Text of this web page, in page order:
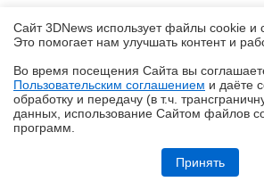
Обзор ультрабука ASUS Zenbook A16
Сайт 3DNews использует файлы cookie и
Это помогает нам улучшать контент и
Во время посещения Cайта вы
Пользовательским соглашением и даёте
обработку и передачу (в т.ч.
данных, использование Cайтом файлов
программ.
Принять